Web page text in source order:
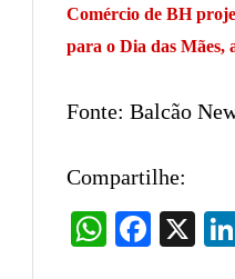
Comércio de BH
para o Dia das Mães,
Fonte: Balcão
Compartilhe:
WhatsAppFacebook